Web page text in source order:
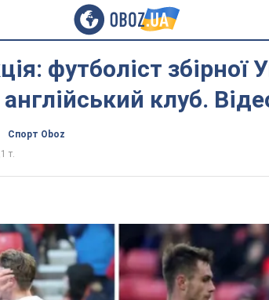
футболіст збірної
клуб.
Спорт Oboz
т.